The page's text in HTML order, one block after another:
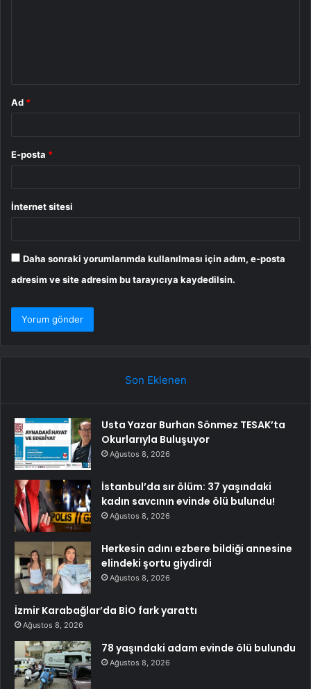
Ad *
E-posta *
İnternet sitesi
Daha sonraki yorumlarımda kullanılması için adım, e-posta
adresim ve site adresim bu tarayıcıya kaydedilsin.
Son Eklenen
Usta Yazar Burhan Sönmez TESAK’ta
Okurlarıyla Buluşuyor
Ağustos 8, 2026
İstanbul’da sır ölüm: 37 yaşındaki
kadın savcının evinde ölü bulundu!
Ağustos 8, 2026
Herkesin adını ezbere bildiği annesine
elindeki şortu giydirdi
Ağustos 8, 2026
İzmir Karabağlar’da BİO fark yarattı
Ağustos 8, 2026
78 yaşındaki adam evinde ölü bulundu
Ağustos 8, 2026